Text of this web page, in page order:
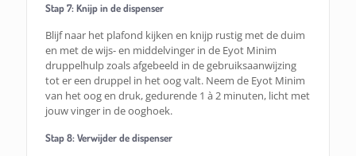
Stap 7: Knijp in de dispenser
Blijf naar het plafond kijken en knijp rustig met de duim
en met de wijs- en middelvinger in de Eyot Minim
druppelhulp zoals afgebeeld in de gebruiksaanwijzing
tot er een druppel in het oog valt. Neem de Eyot Minim
van het oog en druk, gedurende 1 à 2 minuten, licht met
jouw vinger in de ooghoek.
Stap 8: Verwijder de dispenser